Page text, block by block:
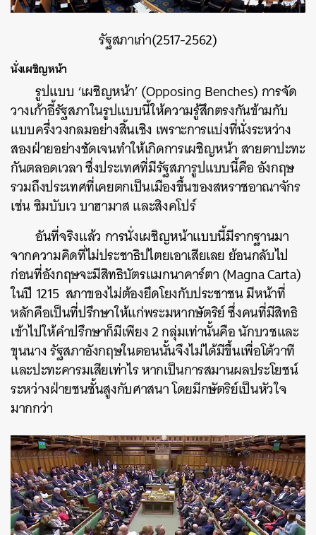
รัฐสภาเก่า(2517-2562)
นั่งเผชิญหน้า
รูปแบบ ‘เผชิญหน้า’ (Opposing Benches) การจัด
วางเก้าอี้รัฐสภาในรูปแบบนี้ให้ความรู้สึกตรงกันข้ามกับ
แบบครึ่งวงกลมอย่างสิ้นเชิง เพราะการแบ่งที่นั่งระหว่าง
สองฝ่ายอย่างชัดเจนทำให้เกิดการเผชิญหน้า สายตาปะทะ
กันตลอดเวลา ซึ่งประเทศที่มีรัฐสภารูปแบบนี้คือ อังกฤษ
รวมถึงประเทศที่เคยตกเป็นเมืองขึ้นของสหราชอาณาจักร
เช่น ซิมบับเว บาฮามาส และสิงคโปร์
อันที่จริงแล้ว การนั่งเผชิญหน้าแบบนี้มีรากฐานมา
จากความคิดที่ไม่ประชาธิปไตยเอาเสียเลย ย้อนกลับไป
ก่อนที่อังกฤษจะมีสิทธิบัตรแมกนาคาร์ตา (Magna Carta)
ในปี 1215 สภาของไม่ต้องยึดโยงกับประชาชน มีหน้าที่
หลักคือเป็นที่ปรึกษาให้แก่พระมหากษัตริย์ ซึ่งคนที่มีสิทธิ
เข้าไปให้คำปรึกษาก็มีเพียง 2 กลุ่มเท่านั้นคือ นักบวชและ
ขุนนาง รัฐสภาอังกฤษในตอนนั้นจึงไม่ได้มีขึ้นเพื่อโต้วาที
และปะทะคารมเสียเท่าไร หากเป็นการสมานผลประโยชน์
ระหว่างฝ่ายชนชั้นสูงกับศาสนา โดยมีกษัตริย์เป็นหัวใจ
มากกว่า